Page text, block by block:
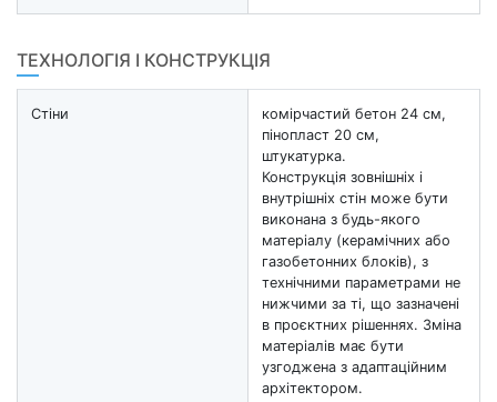
ТЕХНОЛОГІЯ І КОНСТРУКЦІЯ
Стіни
комірчастий бетон 24 см,
пінопласт 20 см,
штукатурка.
Конструкція зовнішніх і
внутрішніх стін може бути
виконана з будь-якого
матеріалу (керамічних або
газобетонних блоків), з
технічними параметрами не
нижчими за ті, що зазначені
в проєктних рішеннях. Зміна
матеріалів має бути
узгоджена з адаптаційним
архітектором.